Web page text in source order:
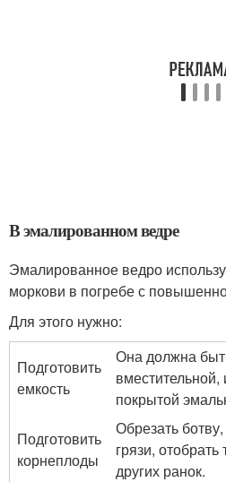
В эмалированном ведре
Эмалированное ведро
моркови в погребе с
Для этого нужно:
Подготовить
емкость
Она должна
покрытой
Подготовить
корнеплоды
Обрезать
грязи, отобрать
других ранок.